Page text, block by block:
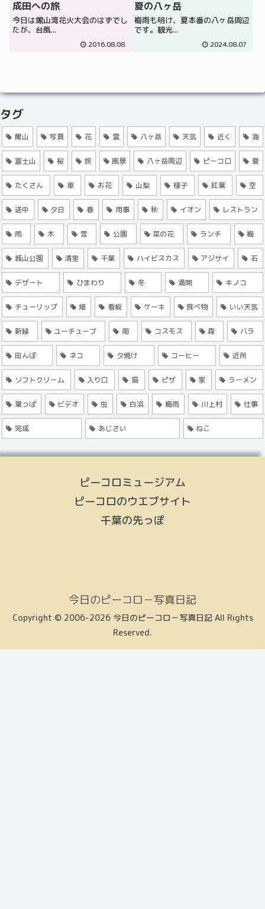
成田への旅
今日は館山湾花火大会のはずでし
たが、台風...
2016.08.08
夏の八ヶ岳
梅雨も明け、夏本番の八ヶ岳周辺
です。観光...
2024.08.07
タグ
館山 写真 花 雲 八ヶ岳 天気 近く 海
富士山 桜 旅 風景 八ヶ岳周辺 ピーコロ 夏
たくさん 車 お花 山梨 様子 紅葉 空
途中 夕日 春 用事 秋 イオン レストラン
雨 木 雪 公園 菜の花 ランチ 梅
城山公園 清里 千葉 ハイビスカス アジサイ 石
デザート ひまわり 冬 満開 キノコ
チューリップ 畑 看板 ケーキ 食べ物 いい天気
新緑 ユーチューブ 南 コスモス 森 バラ
田んぼ ネコ 夕焼け コーヒー 近所
ソフトクリーム 入り口 猫 ピザ 家 ラーメン
葉っぱ ビデオ 虫 白浜 梅雨 川上村 仕事
完成 あじさい ねこ
ピーコロミュージアム
ピーコロのウエブサイト
千葉の先っぽ
今日のピーコロ－写真日記
Copyright © 2006-2026 今日のピーコロ－写真日記 All Rights
Reserved.